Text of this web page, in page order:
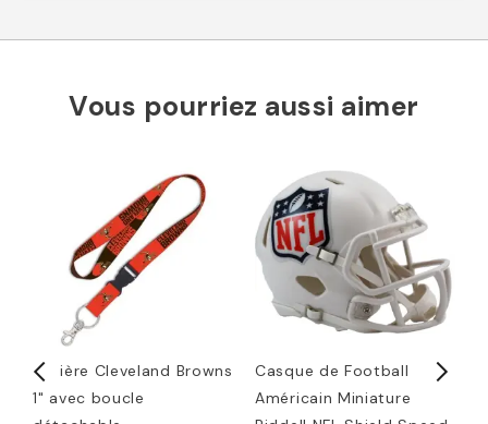
Vous pourriez aussi aimer
Lanière Cleveland Browns
1" avec boucle
Casque de Football
Américain Miniature